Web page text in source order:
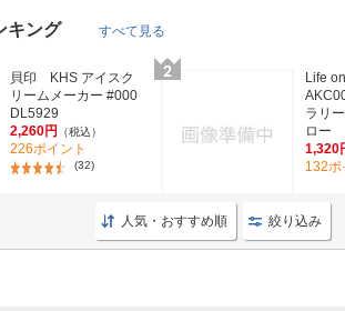
キング すべて見る
貝印 KHS アイスク
リームメーカー #000
DL5929
2,260円
（税込）
226ポイント
(32)
Life
ラリ
ロー
1,320
132ポ
人気・おすすめ順 絞り込み